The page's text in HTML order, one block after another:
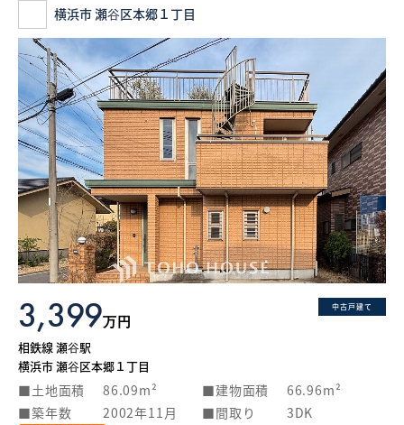
横浜市 瀬谷区本郷１丁目
中古戸建て
3,399万円
相鉄線 瀬谷駅
横浜市 瀬谷区本郷１丁目
土地面積 86.09m² 建物面積
66.96m²
築年数
2002年11月 間取り 3DK